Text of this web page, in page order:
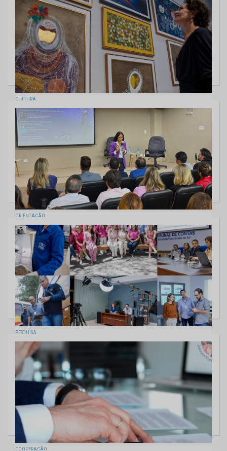
CULTURA
Entre caminhos e memórias, exposição "Estradas" chega ao Espaço
Cultural do TCE-MS
07/08/2026
ORIENTAÇÃO
Experiência do Tribunal do Júri e reflexões sobre o machismo marcam
palestra em alusão aos 20 anos da Lei Maria da Penha
07/08/2026
PESQUISA
O orgulho que vira resultado: por dentro do Tribunal que motiva 9 em
cada 10 servidores públicos
07/08/2026
COOPERAÇÃO